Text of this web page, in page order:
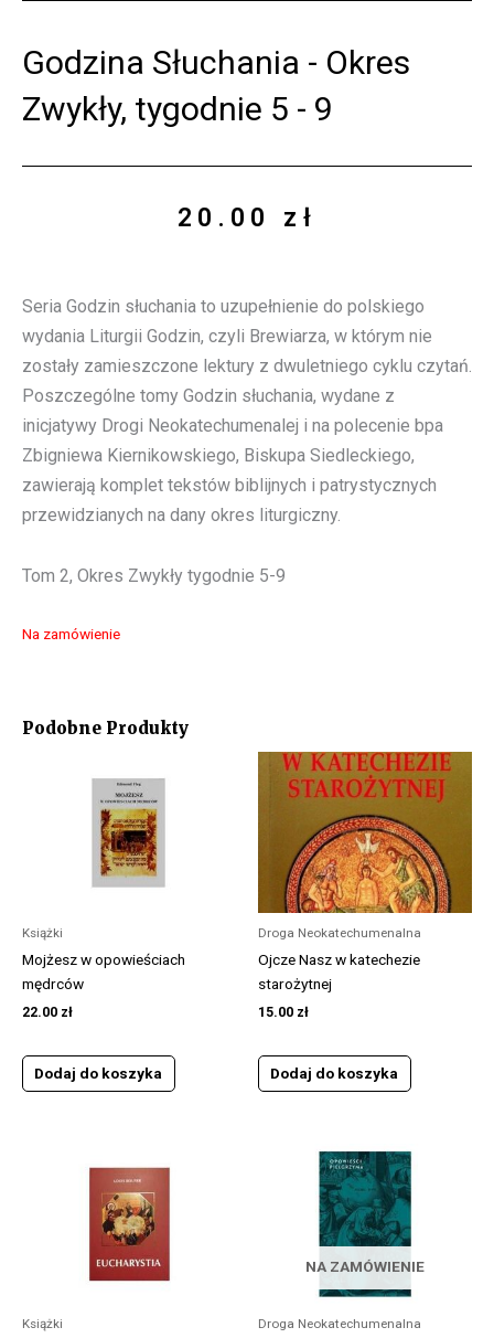
Godzina Słuchania - Okres
Zwykły, tygodnie 5 - 9
20.00 zł
Seria Godzin słuchania to uzupełnienie do polskiego
wydania Liturgii Godzin, czyli Brewiarza, w którym nie
zostały zamieszczone lektury z dwuletniego cyklu czytań.
Poszczególne tomy Godzin słuchania, wydane z
inicjatywy Drogi Neokatechumenalej i na polecenie bpa
Zbigniewa Kiernikowskiego, Biskupa Siedleckiego,
zawierają komplet tekstów biblijnych i patrystycznych
przewidzianych na dany okres liturgiczny.
Tom 2, Okres Zwykły tygodnie 5-9
Na zamówienie
Podobne Produkty
Książki
Mojżesz w opowieściach
mędrców
22.00 zł
Dodaj do koszyka
Droga Neokatechumenalna
Ojcze Nasz w katechezie
starożytnej
15.00 zł
Dodaj do koszyka
Książki
NA ZAMÓWIENIE
Droga Neokatechumenalna